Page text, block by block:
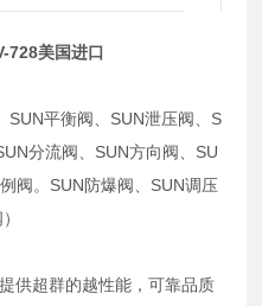
728美国进口
SUN平衡阀、SUN泄压阀、S
分流阀、SUN方向阀、SU
阀。SUN防爆阀、SUN调压
供超群的越性能，可靠品质